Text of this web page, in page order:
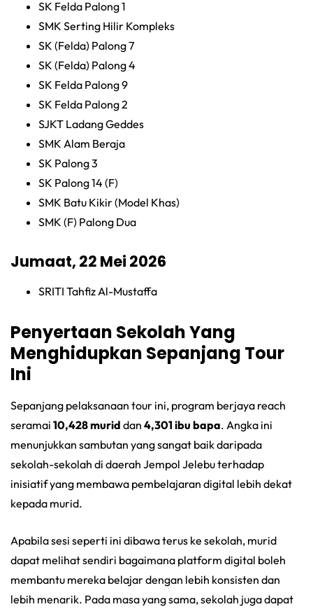
SK Felda Palong 1
SMK Serting Hilir Kompleks
SK (Felda) Palong 7
SK (Felda) Palong 4
SK Felda Palong 9
SK Felda Palong 2
SJKT Ladang Geddes
SMK Alam Beraja
SK Palong 3
SK Palong 14 (F)
SMK Batu Kikir (Model Khas)
SMK (F) Palong Dua
Jumaat, 22 Mei 2026
SRITI Tahfiz Al-Mustaffa
Penyertaan Sekolah Yang
Menghidupkan Sepanjang Tour
Ini
Sepanjang pelaksanaan tour ini, program berjaya reach
seramai 10,428 murid dan 4,301 ibu bapa. Angka ini
menunjukkan sambutan yang sangat baik daripada
sekolah-sekolah di daerah Jempol Jelebu terhadap
inisiatif yang membawa pembelajaran digital lebih dekat
kepada murid.
Apabila sesi seperti ini dibawa terus ke sekolah, murid
dapat melihat sendiri bagaimana platform digital boleh
membantu mereka belajar dengan lebih konsisten dan
lebih menarik. Pada masa yang sama, sekolah juga dapat